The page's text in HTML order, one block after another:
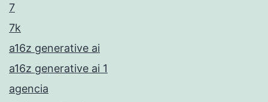
7
7k
a16z generative ai
a16z generative ai 1
agencia